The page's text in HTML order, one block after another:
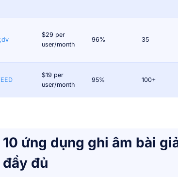
$29 per
user/month
96% 35
$19 per
user/month
95% 100+
10 ứng dụng ghi âm bài
đầy đủ